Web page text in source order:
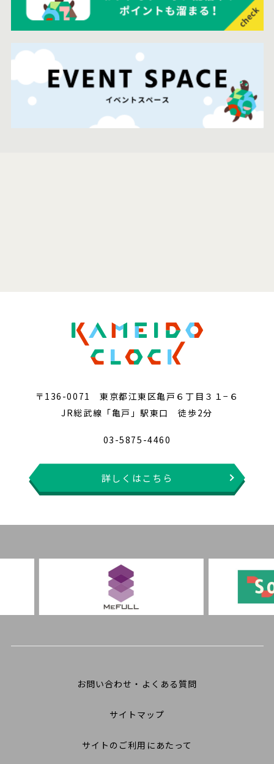
〒136-0071 東京都江東区亀戸６丁目３１−６
JR総武線「亀戸」駅東口 徒歩2分
03-5875-4460
詳しくはこちら
お問い合わせ・よくある質問
サイトマップ
サイトのご利用にあたって